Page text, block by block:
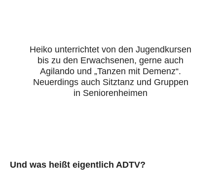
Heiko unterrichtet von den Jugendkursen
bis zu den Erwachsenen, gerne auch
Agilando und „Tanzen mit Demenz“.
Neuerdings auch Sitztanz und Gruppen
in Seniorenheimen
Und was heißt eigentlich ADTV?